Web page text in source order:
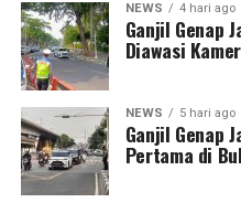
NEWS 4 hari ago
Ganjil Genap
Diawasi
NEWS 5 hari ago
Ganjil Genap
Pertama di